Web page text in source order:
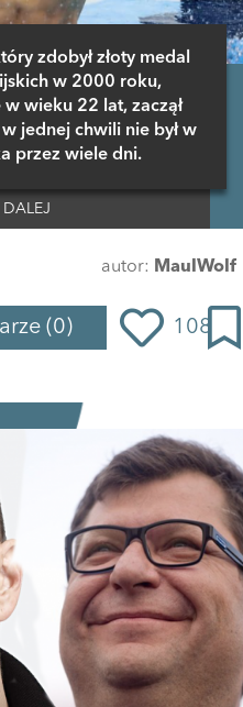
zdobył złoty medal
w 2000 roku,
wieku 22 lat, zaczął
jednej chwili nie był w
przez wiele dni.
DALEJ
autor: MaulWolf
(0) 108